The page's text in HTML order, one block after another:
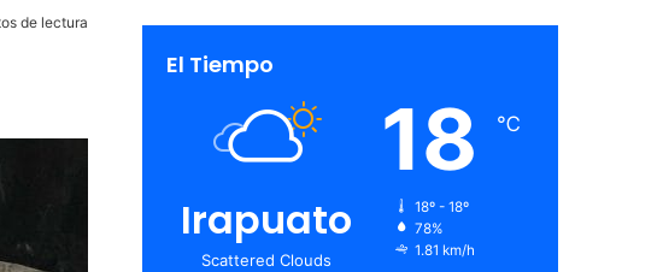
de lectura
El Tiempo
Irapuato
Scattered Clouds
18 ℃
18º - 18º
78%
1.81 km/h